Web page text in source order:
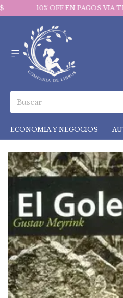
10% OFF EN PAGOS VIA
ECONOMIA Y NEGOCIOS